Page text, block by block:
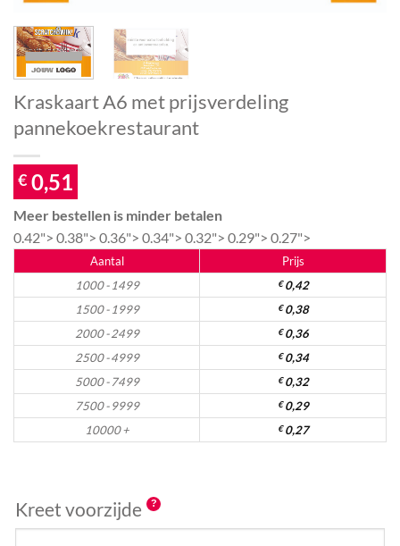
Kraskaart A6 met prijsverdeling
pannekoekrestaurant
€ 0,51
Meer bestellen is minder betalen
0.42"> 0.38"> 0.36"> 0.34"> 0.32"> 0.29"> 0.27">
Aantal
Prijs
1000 - 1499
€0,42
1500 - 1999
€0,38
2000 - 2499
€0,36
2500 - 4999
€0,34
5000 - 7499
€0,32
7500 - 9999
€0,29
10000 +
€0,27
Kreet voorzijde